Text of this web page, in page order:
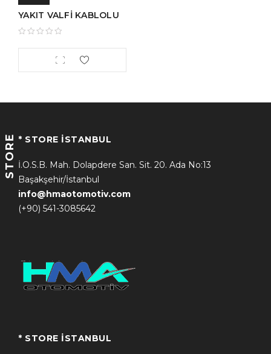
YAKIT VALFİ KABLOLU
STORE * STORE İSTANBUL
İ.O.S.B. Mah. Dolapdere San. Sit. 20. Ada No:13
Başakşehir/İstanbul
info@hmaotomotiv.com
(+90) 541-3085642
* STORE İSTANBUL